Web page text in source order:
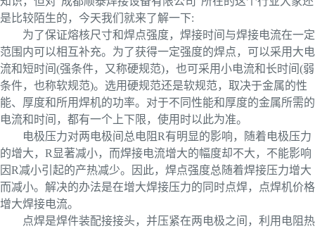
是比较陌生的，今天我们就来了解一下:
为了保证熔核尺寸和焊点强度，焊接时间与焊接电流在一定
范围内可以相互补充。为了获得一定强度的焊点，可以采用大电
流和短时间(强条件，又称硬规范)，也可采用小电流和长时间(弱
条件，也称软规范)。选用硬规范还是软规范，取决于金属的性
能、厚度和所用焊机的功率。对于不同性能和厚度的金属所需的
电流和时间，都有一个上下限，使用时以此为准。
电极压力对两电极间总电阻R有明显的影响，随着电极压力
的增大，R显著减小，而焊接电流增大的幅度却不大，不能影响
因R减小引起的产热减少。因此，焊点强度总随着焊接压力增大
而减小。解决的办法是在增大焊接压力的同时点焊，点焊机价格
增大焊接电流。
点焊是焊件装配接接头，并压紧在两电极之间，利用电阻热